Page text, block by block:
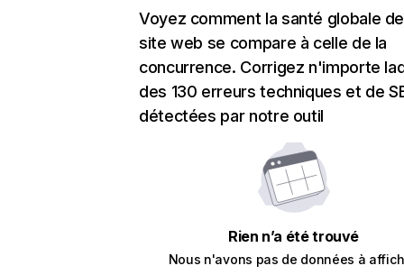
Voyez comment la santé globale
site web se compare à celle de la
concurrence. Corrigez n'importe
des 130 erreurs techniques et de
détectées par notre outil
Rien n’a été trouvé
Nous n'avons pas de données à